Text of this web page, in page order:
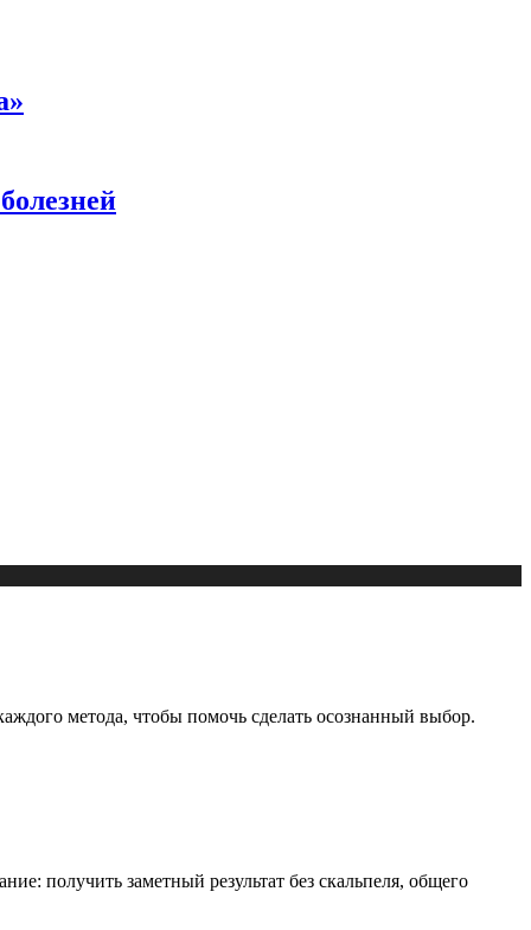
метода, чтобы помочь сделать осознанный выбор.
получить заметный результат без скальпеля, общего